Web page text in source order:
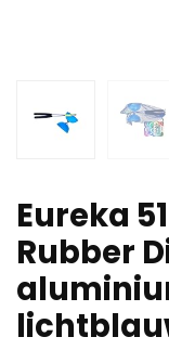
Eureka
Rubber